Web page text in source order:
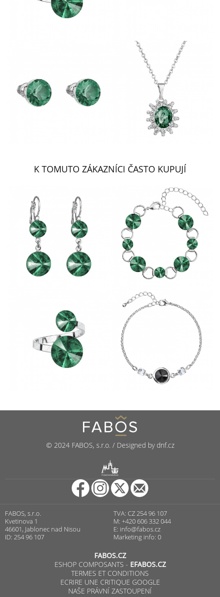
K TOMUTO ZÁKAZNÍCI ČASTO KUPUJÍ
© 2024 FABOS, s.r.o. / Designed by dnf.cz
PUNCOVNÍ ÚŘAD
FABOS, s.r.o.
Kvetinova 1
46601, Jablonec nad Nisou
ID: 254 96 107
TVA: CZ 254 96 107
M: +420 606 332 044
E: info@fabos.cz
Marketing info: 0
FABOS.CZ
ESHOP COMPOSANTS - EFABOS.CZ
TERMES ET CONDITIONS
ECRIRE UNE CRITIQUE GOOGLE
NAŠE PRÁVNÍ ZASTOUPENÍ